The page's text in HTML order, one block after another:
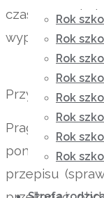
Rok
Rok
Rok
Rok
Rok
Rok
Rok
Rok
czasu przy
wypieku i
Przyłączmy się,
Pragniemy aby
pomóc
przepisu